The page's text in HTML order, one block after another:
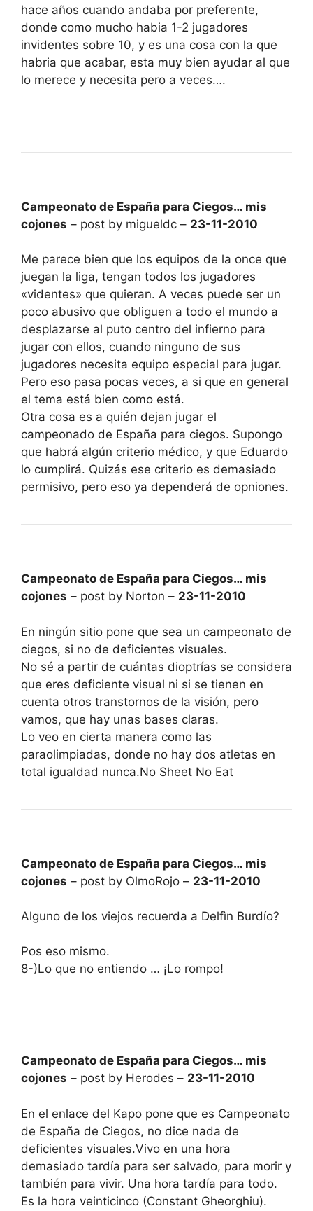
hace años cuando andaba por preferente,
donde como mucho habia 1-2 jugadores
invidentes sobre 10, y es una cosa con la que
habria que acabar, esta muy bien ayudar al que
lo merece y necesita pero a veces….
Campeonato de España para Ciegos… mis
cojones – post by migueldc – 23-11-2010
Me parece bien que los equipos de la once que
juegan la liga, tengan todos los jugadores
«videntes» que quieran. A veces puede ser un
poco abusivo que obliguen a todo el mundo a
desplazarse al puto centro del infierno para
jugar con ellos, cuando ninguno de sus
jugadores necesita equipo especial para jugar.
Pero eso pasa pocas veces, a si que en general
el tema está bien como está.
Otra cosa es a quién dejan jugar el
campeonado de España para ciegos. Supongo
que habrá algún criterio médico, y que Eduardo
lo cumplirá. Quizás ese criterio es demasiado
permisivo, pero eso ya dependerá de opniones.
Campeonato de España para Ciegos… mis
cojones – post by Norton – 23-11-2010
En ningún sitio pone que sea un campeonato de
ciegos, si no de deficientes visuales.
No sé a partir de cuántas dioptrías se considera
que eres deficiente visual ni si se tienen en
cuenta otros transtornos de la visión, pero
vamos, que hay unas bases claras.
Lo veo en cierta manera como las
paraolimpiadas, donde no hay dos atletas en
total igualdad nunca.No Sheet No Eat
Campeonato de España para Ciegos… mis
cojones – post by OlmoRojo – 23-11-2010
Alguno de los viejos recuerda a Delfìn Burdío?
Pos eso mismo.
8-)Lo que no entiendo … ¡Lo rompo!
Campeonato de España para Ciegos… mis
cojones – post by Herodes – 23-11-2010
En el enlace del Kapo pone que es Campeonato
de España de Ciegos, no dice nada de
deficientes visuales.Vivo en una hora
demasiado tardía para ser salvado, para morir y
también para vivir. Una hora tardía para todo.
Es la hora veinticinco (Constant Gheorghiu).